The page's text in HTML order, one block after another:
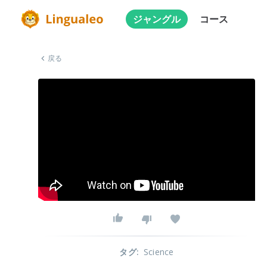
ジャングル コース
戻る
タグ: Science